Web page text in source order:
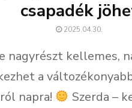
csapadék
2025.04.30.
nagyrészt kellemes,
a
napra!
Szerda –